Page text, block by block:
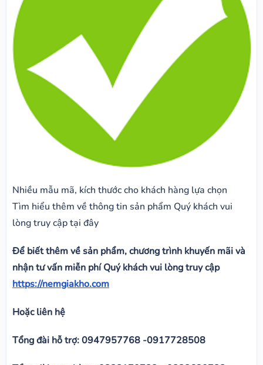
Nhiều mẫu mã, kích thước cho khách hàng lựa chọn
Tìm hiểu thêm về thông tin sản phẩm Quý khách vui
lòng truy cập tại đây
Để biết thêm về sản phẩm, chương trình khuyến mãi và
nhận tư vấn miễn phí Quý khách vui lòng truy cập
https://nemgiakho.com
Hoặc liên hệ
Tổng đài hỗ trợ: 0947957768 -0917728508